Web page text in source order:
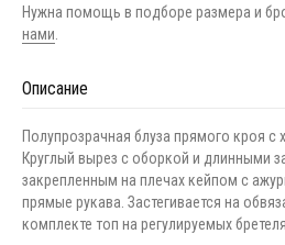
Нужна помощь в подборе размера и
нами
Описание
Полупрозрачная блуза прямого кроя с
Круглый вырез с оборкой и длинными
закрепленным на плечах кейпом с
прямые рукава. Застегивается на
комплекте топ на регулируемых